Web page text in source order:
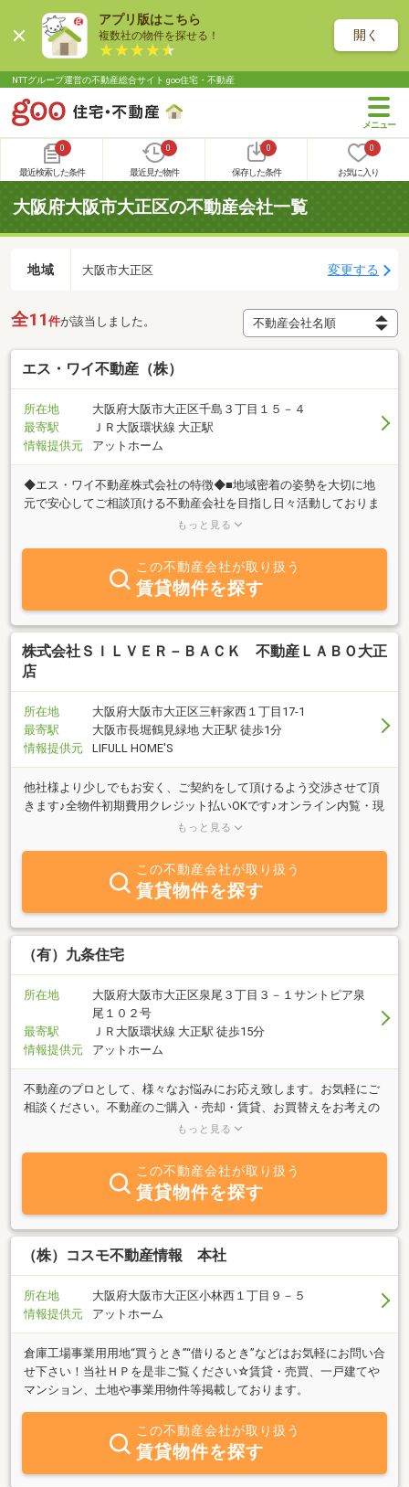
アプリ版はこちら
複数社の物件を探せる！ 開く
NTTグループ運営の不動産総合サイト goo住宅・不動産
0
最近検索した条件
0
最近見た物件
0
保存した条件
0
お気に入り
大阪府大阪市大正区の不動産会社一覧
地域 大阪市大正区 変更する
全11 件が該当しました。
エス・ワイ不動産（株）
所在地
大阪府大阪市大正区千島３丁目１５－４
最寄駅
ＪＲ大阪環状線 大正駅
情報提供元
アットホーム
◆エス・ワイ不動産株式会社の特徴◆■地域密着の姿勢を大切に地
元で安心してご相談頂ける不動産会社を目指し日々活動しておりま
す。■お客様お一人お一人とのご縁を大切にし、お客様の事を第一
お伝えいたします。ぜひお気軽にお問い合わせください。
もっと見る
この不動産会社が取り扱う
賃貸物件を探す
株式会社ＳＩＬＶＥＲ－ＢＡＣＫ 不動産ＬＡＢＯ大正
店
所在地
大阪府大阪市大正区三軒家西１丁目17-1
最寄駅
大阪市長堀鶴見緑地 大正駅 徒歩1分
情報提供元
LIFULL HOME'S
他社様より少しでもお安く、ご契約をして頂けるよう交渉させて頂
きます♪全物件初期費用クレジット払いOKです♪オンライン内覧・現
地待ち合わせでの内覧も承っております♪お気軽にお問合せ下さい
もっと見る
この不動産会社が取り扱う
賃貸物件を探す
（有）九条住宅
所在地
大阪府大阪市大正区泉尾３丁目３－１サントピア泉
尾１０２号
最寄駅
ＪＲ大阪環状線 大正駅 徒歩15分
情報提供元
アットホーム
不動産のプロとして、様々なお悩みにお応え致します。お気軽にご
相談ください。不動産のご購入・売却・賃貸、お買替えをお考えの
方、相場が知りたい、今後の参考にしたい等々ご相談だけでも結構
ます。是非、この機会に当社をご活用いただきますようご案内申し
もっと見る
この不動産会社が取り扱う
賃貸物件を探す
（株）コスモ不動産情報 本社
所在地
大阪府大阪市大正区小林西１丁目９－５
情報提供元
アットホーム
倉庫工場事業用用地“買うとき”“借りるとき”などはお気軽にお問い合
せ下さい！当社ＨＰを是非ご覧ください☆賃貸・売買、一戸建てや
マンション、土地や事業用物件等掲載しております。
この不動産会社が取り扱う
賃貸物件を探す